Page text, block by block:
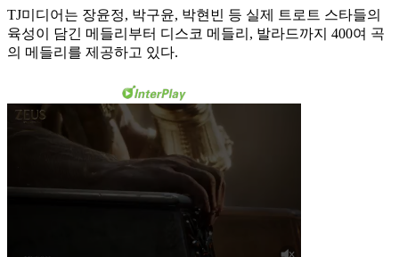
TJ미디어는 장윤정, 박구윤, 박현빈 등 실제 트로트 스타들의
육성이 담긴 메들리부터 디스코 메들리, 발라드까지 400여 곡
의 메들리를 제공하고 있다.